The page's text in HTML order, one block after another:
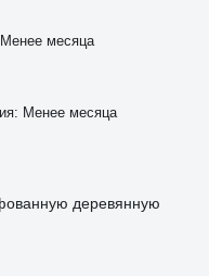
месяца
Менее месяца
деревянную